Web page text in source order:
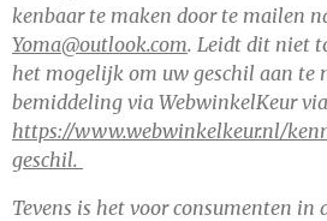
kenbaar te maken door te mailen
Yoma@outlook.com. Leidt dit niet
het mogelijk om uw geschil aan te
bemiddeling via WebwinkelKeur via
https://www.webwinkelkeur.nl/
geschil.
Tevens is het voor consumenten in